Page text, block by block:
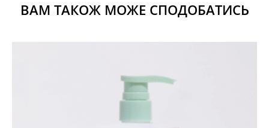
ВАМ ТАКОЖ МОЖЕ СПОДОБАТИСЬ